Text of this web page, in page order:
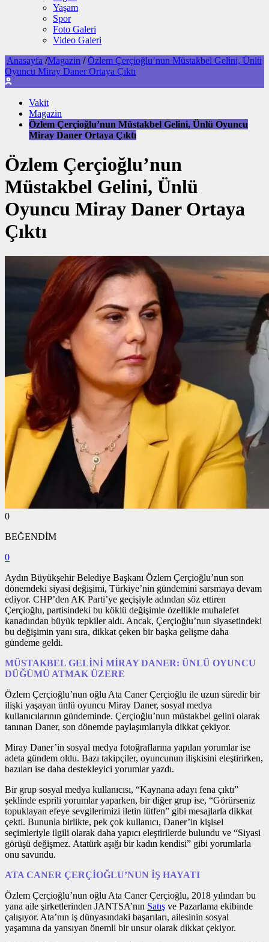
Yaşam
Spor
Foto Galeri
Video Galeri
Anasayfa /Magazin / Özlem Çerçioğlu’nun Müstakbel Gelini, Ünlü
Oyuncu Miray Daner Ortaya Çıktı
Vakit
Magazin
Özlem Çerçioğlu’nun Müstakbel Gelini, Ünlü Oyuncu
Miray Daner Ortaya Çıktı
Özlem Çerçioğlu’nun
Müstakbel Gelini, Ünlü
Oyuncu Miray Daner Ortaya
Çıktı
0
BEĞENDİM
0
Aydın Büyükşehir Belediye Başkanı Özlem Çerçioğlu’nun son
dönemdeki siyasi değişimi, Türkiye’nin gündemini sarsmaya devam
ediyor. CHP’den AK Parti’ye geçişiyle adından söz ettiren
Çerçioğlu, partisindeki bu köklü değişimle özellikle muhalefet
kanadından büyük tepkiler aldı. Ancak, Çerçioğlu’nun siyasetindeki
bu değişimin yanı sıra, dikkat çeken bir başka gelişme daha
gündeme geldi.
MÜSTAKBEL GELİNİ MİRAY DANER: ÜNLÜ OYUNCU
DÜĞÜMÜ ATMAK ÜZERE
Özlem Çerçioğlu’nun oğlu Ata Caner Çerçioğlu ile uzun süredir bir
ilişki yaşayan ünlü oyuncu Miray Daner, sosyal medya
kullanıcılarının gündeminde. Çerçioğlu’nun müstakbel gelini olarak
tanınan Daner, son dönemde paylaşımlarıyla dikkat çekiyor.
Miray Daner’in sosyal medya fotoğraflarına yapılan yorumlar ise
adeta gündem oldu. Bazı takipçiler, oyuncunun ilişkisini eleştirirken,
bazıları ise daha destekleyici yorumlar yazdı.
Bir grup sosyal medya kullanıcısı, “Kaynana adayı fena çıktı”
şeklinde esprili yorumlar yaparken, bir diğer grup ise, “Görürseniz
topuklayan efeye sevgilerimizi iletin lütfen” gibi mesajlarla dikkat
çekti. Bununla birlikte, pek çok kullanıcı, Daner’in kişisel
seçimleriyle ilgili olarak daha yapıcı eleştirilerde bulundu ve “Siyasi
görüşü değişmez. Atatürk aşığı bir kadın kendisi” gibi yorumlarla
onu savundu.
ATA CANER ÇERÇİOĞLU’NUN İŞ HAYATI
Özlem Çerçioğlu’nun oğlu Ata Caner Çerçioğlu, 2018 yılından bu
yana aile şirketlerinden JANTSA’nın Satış ve Pazarlama ekibinde
çalışıyor. Ata’nın iş dünyasındaki başarıları, ailesinin sosyal
yaşamına da yansıyan önemli bir unsur olarak dikkat çekiyor.